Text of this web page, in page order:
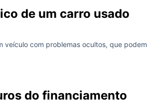
de um carro usado
veículo com problemas ocultos, que podem
do financiamento